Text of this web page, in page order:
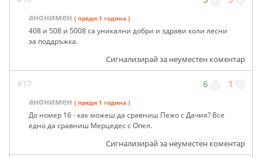
анонимен ( преди 1 година )
408 и 508 и 5008 са уникални добри и здрави коли лесни
за поддръжка.
Сигнализирай за неуместен коментар
#17 6 1
анонимен ( преди 1 година )
До номер 16 - как можеш да сравниш Пежо с Дачия? Все
едно да сравниш Мерцедес с Опел.
Сигнализирай за неуместен коментар